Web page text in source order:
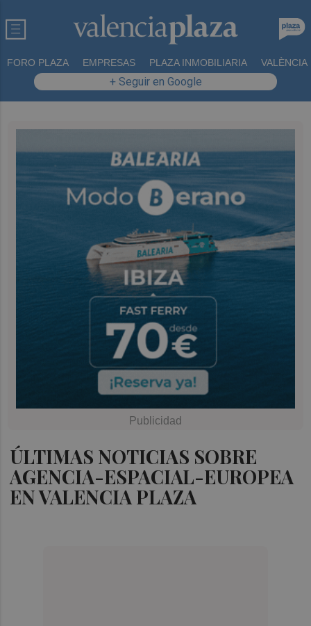
FORO PLAZA EMPRESAS PLAZA INMOBILIARIA VALÈNCIA
+ Seguir en Google
ÚLTIMAS NOTICIAS SOBRE
AGENCIA-ESPACIAL-EUROPEA
EN VALENCIA PLAZA